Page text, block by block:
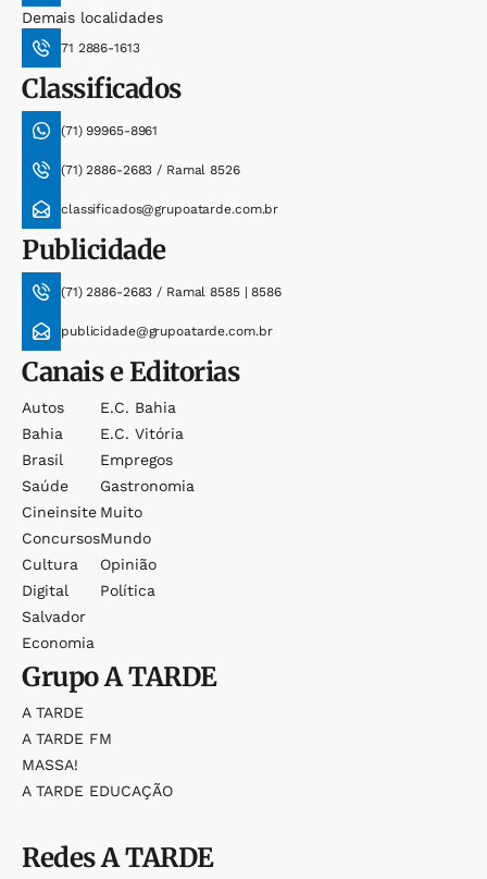
Demais localidades
71 2886-1613
Classificados
(71) 99965-8961
(71) 2886-2683 / Ramal 8526
classificados@grupoatarde.com.br
Publicidade
(71) 2886-2683 / Ramal 8585 | 8586
publicidade@grupoatarde.com.br
Canais e Editorias
Autos
Bahia
Brasil
Saúde
Cineinsite
Concursos
Cultura
Digital
Salvador
Economia
E.c. Bahia
E.c. Vitória
Empregos
Gastronomia
Muito
Mundo
Opinião
Política
GrupoA TARDE
A TARDE
A TARDE FM
MASSA!
A TARDE EDUCAÇÃO
RedesA TARDE